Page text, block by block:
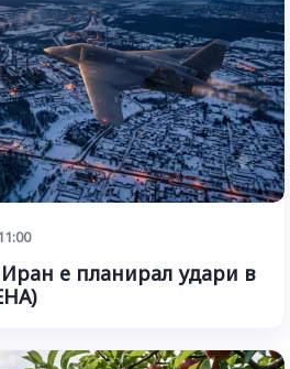
е планирал удари в